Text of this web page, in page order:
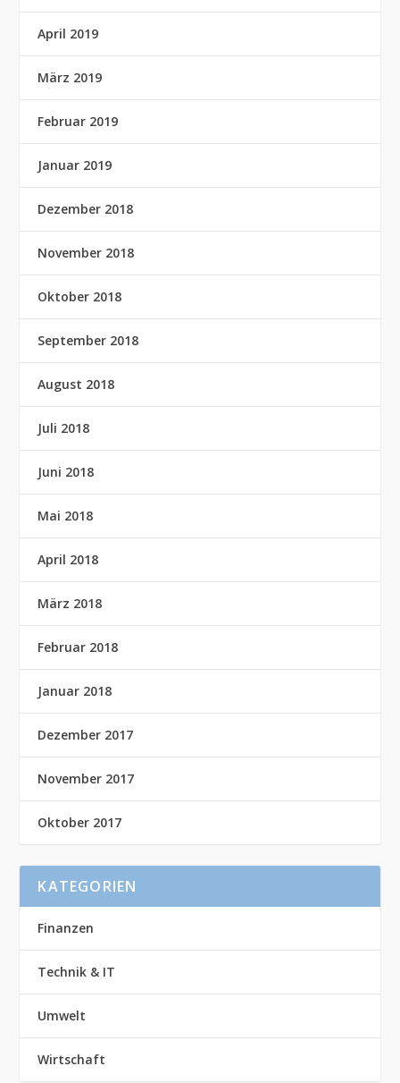
April 2019
März 2019
Februar 2019
Januar 2019
Dezember 2018
November 2018
Oktober 2018
September 2018
August 2018
Juli 2018
Juni 2018
Mai 2018
April 2018
März 2018
Februar 2018
Januar 2018
Dezember 2017
November 2017
Oktober 2017
KATEGORIEN
Finanzen
Technik & IT
Umwelt
Wirtschaft